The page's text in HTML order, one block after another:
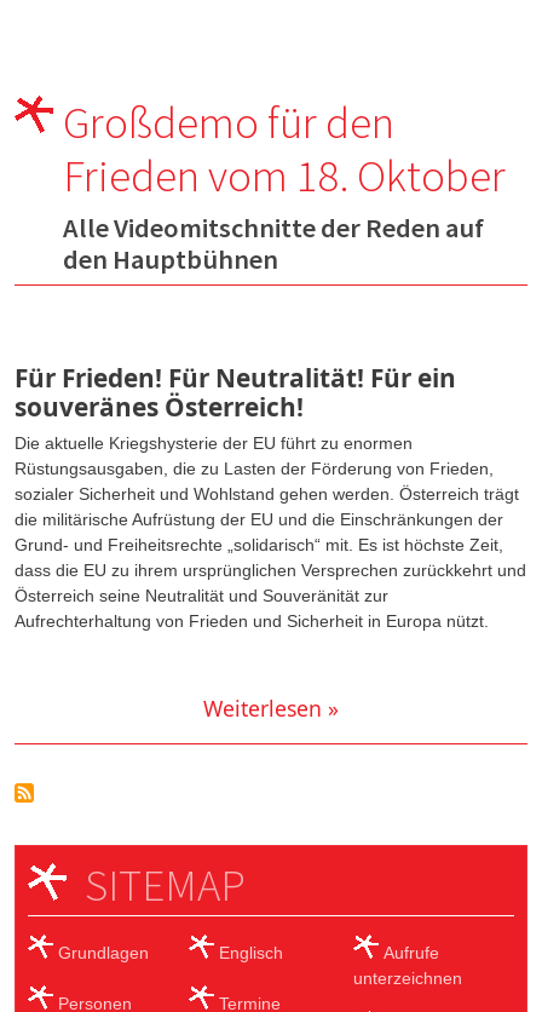
Großdemo für den
Frieden vom 18. Oktober
Alle Videomitschnitte der Reden auf
den Hauptbühnen
Für Frieden! Für Neutralität! Für ein
souveränes Österreich!
Die aktuelle Kriegshysterie der EU führt zu enormen
Rüstungsausgaben, die zu Lasten der Förderung von Frieden,
sozialer Sicherheit und Wohlstand gehen werden. Österreich trägt
die militärische Aufrüstung der EU und die Einschränkungen der
Grund- und Freiheitsrechte „solidarisch“ mit. Es ist höchste Zeit,
dass die EU zu ihrem ursprünglichen Versprechen zurückkehrt und
Österreich seine Neutralität und Souveränität zur
Aufrechterhaltung von Frieden und Sicherheit in Europa nützt.
Weiterlesen »
SITEMAP
Grundlagen
Personen
Englisch
Termine
Aufrufe
unterzeichnen